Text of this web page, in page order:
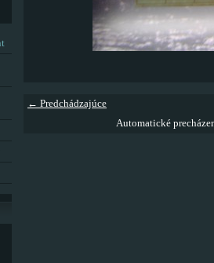
← Predchádzajúce
Automatické